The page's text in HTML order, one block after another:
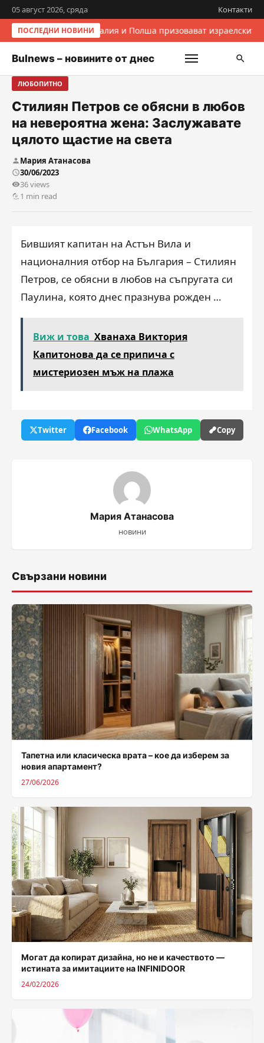
05 август 2026, сряда Контакти
ПОСЛЕДНИ НОВИНИИталия и Полша призовават
Bulnews – новините от днес
ЛЮБОПИТНО
Стилиян Петров се обясни в любов
на невероятна жена: Заслужавате
цялото щастие на света
Мария Атанасова
30/06/2023
36 views
1 min read
Бившият капитан на Астън Вила и
националния отбор на България – Стилиян
Петров, се обясни в любов на съпругата си
Паулина, която днес празнува рожден …
Виж и това Хванаха Виктория
Капитонова да се припича с
мистериозен мъж на плажа
Twitter Facebook WhatsApp Copy
Мария Атанасова
новини
Свързани новини
Тапетна или класическа врата – кое да изберем за
новия апартамент?
27/06/2026
Могат да копират дизайна, но не и качеството —
истината за имитациите на INFINIDOOR
24/02/2026